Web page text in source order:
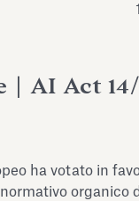
AI Act
ha votato in
organico